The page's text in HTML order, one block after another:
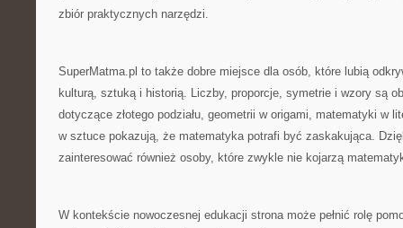
zbiór praktycznych narzędzi.
SuperMatma.pl to także dobre miejsce dla osób, które lubią
kulturą, sztuką i historią. Liczby, proporcje, symetrie i wzory są
dotyczące złotego podziału, geometrii w origami, matematyki w
w sztuce pokazują, że matematyka potrafi być zaskakująca.
zainteresować również osoby, które zwykle nie kojarzą
W kontekście nowoczesnej edukacji strona może pełnić rolę